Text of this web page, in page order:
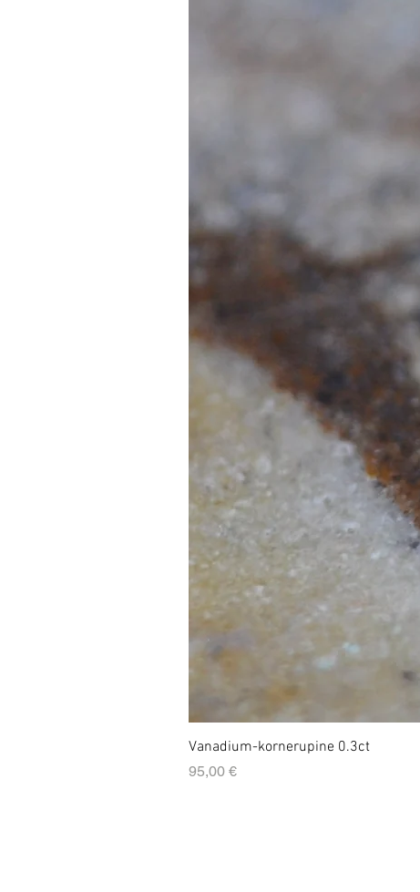
Vanadium-kornerupine 0.3ct
Prix
95,00 €